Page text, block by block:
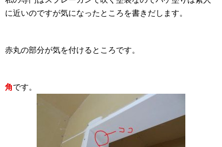
に近いのですが気になったところを書きだします。
赤丸の部分が気を付けるところです。
角です。